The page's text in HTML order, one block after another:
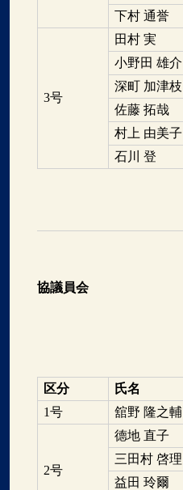
下村 通誉
3号
田村 実
小野田 雄介
深町 加津枝
佐藤 拓哉
村上 由美子
石川 登
協議員会
区分
氏名
1号
舘野 隆之輔
2号
德地 直子
三田村 啓理
益田 玲爾